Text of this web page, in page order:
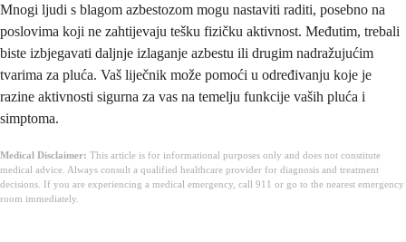
Mnogi ljudi s blagom azbestozom mogu nastaviti raditi, posebno na
poslovima koji ne zahtijevaju tešku fizičku aktivnost. Međutim, trebali
biste izbjegavati daljnje izlaganje azbestu ili drugim nadražujućim
tvarima za pluća. Vaš liječnik može pomoći u određivanju koje je
razine aktivnosti sigurna za vas na temelju funkcije vaših pluća i
simptoma.
Medical Disclaimer: This article is for informational purposes only and does not constitute
medical advice. Always consult a qualified healthcare provider for diagnosis and treatment
decisions. If you are experiencing a medical emergency, call 911 or go to the nearest emergency
room immediately.